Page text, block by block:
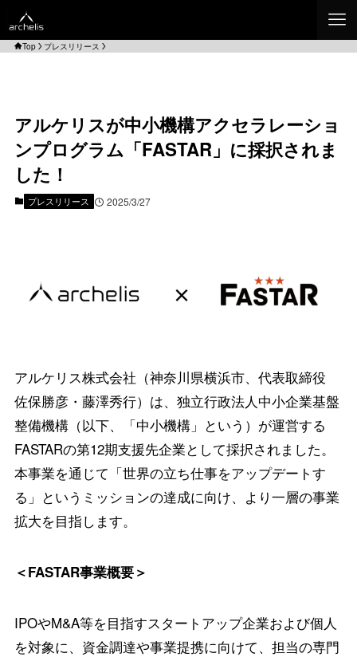
Top プレスリリース
アルケリスが中小機構アクセラレーショ
ンプログラム「FASTAR」に採択されま
した！
プレスリリース 2025/3/27
アルケリス株式会社（神奈川県横浜市、代表取締役
佐保勝彦・藤澤秀行）は、独立行政法人中小企業基盤
整備機構（以下、「中小機構」という）が運営する
FASTARの第12期支援先企業として採択されました。
本事業を通じて「世界の立ち仕事をアップデートす
る」というミッションの達成に向け、より一層の事業
拡大を目指します。
＜FASTAR事業概要＞
IPOやM&A等を目指すスタートアップ企業および個人
を対象に、資金調達や事業提携に向けて、担当の専門